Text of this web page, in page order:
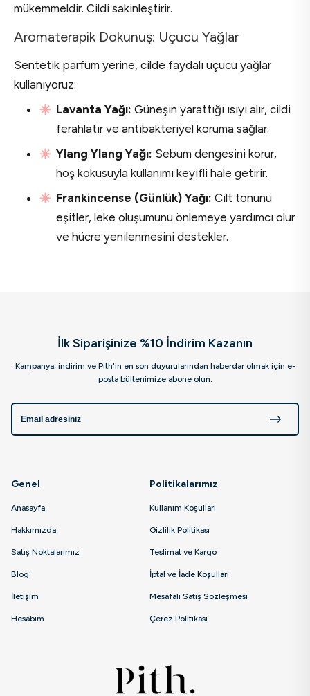
mükemmeldir. Cildi sakinleştirir.
Aromaterapik Dokunuş: Uçucu Yağlar
Sentetik parfüm yerine, cilde faydalı uçucu yağlar
kullanıyoruz:
Lavanta Yağı: Güneşin yarattığı ısıyı alır, cildi
ferahlatır ve antibakteriyel koruma sağlar.
Ylang Ylang Yağı: Sebum dengesini korur,
hoş kokusuyla kullanımı keyifli hale getirir.
Frankincense (Günlük) Yağı: Cilt tonunu
eşitler, leke oluşumunu önlemeye yardımcı olur
ve hücre yenilenmesini destekler.
Genel
Anasayfa
Hakkımızda
Satış Noktalarımız
Blog
İletişim
Hesabım
Politikalarımız
Kullanım Koşulları
Gizlilik Politikası
Teslimat ve Kargo
İptal ve İade Koşulları
Mesafali Satış Sözleşmesi
Çerez Politikası
İlk Siparişinize %10 İndirim Kazanın
Kampanya, indirim ve Pith'in en son duyurularından haberdar olmak için e-
posta bültenimize abone olun.